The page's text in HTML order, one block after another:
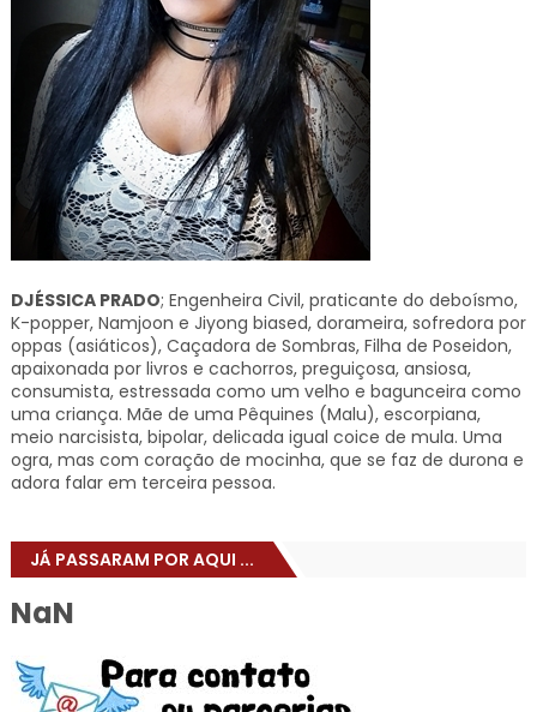
DJÉSSICA PRADO; Engenheira Civil, praticante do deboísmo,
K-popper, Namjoon e Jiyong biased, dorameira, sofredora por
oppas (asiáticos), Caçadora de Sombras, Filha de Poseidon,
apaixonada por livros e cachorros, preguiçosa, ansiosa,
consumista, estressada como um velho e bagunceira como
uma criança. Mãe de uma Pêquines (Malu), escorpiana,
meio narcisista, bipolar, delicada igual coice de mula. Uma
ogra, mas com coração de mocinha, que se faz de durona e
adora falar em terceira pessoa.
JÁ PASSARAM POR AQUI ...
NaN